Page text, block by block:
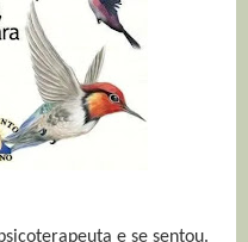
e se sentou.